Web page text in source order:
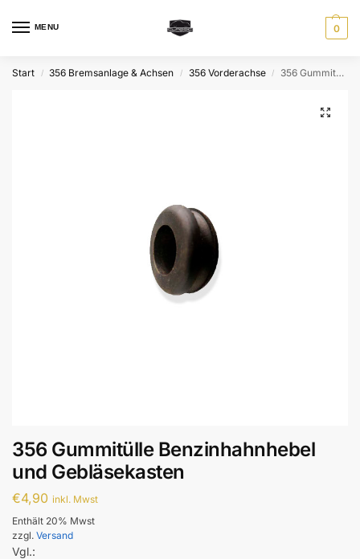
MENU 0
Start / 356 Bremsanlage & Achsen / 356 Vorderachse / 356 Gummitülle Benzinhahnhebel und Gebläsekasten
356 Gummitülle Benzinhahnhebel
und Gebläsekasten
€4,90 inkl. Mwst
Enthält 20% Mwst
zzgl. Versand
Vgl.: